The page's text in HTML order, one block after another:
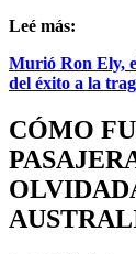
Leé más:
Murió Ron Ely,
del éxito a la
CÓMO